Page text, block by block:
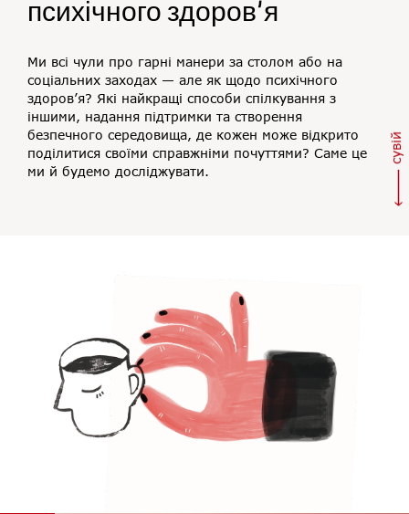
психічного здоров’я
Ми всі чули про гарні манери за столом або на
соціальних заходах — але як щодо психічного
здоров’я? Які найкращі способи спілкування з
іншими, надання підтримки та створення
безпечного середовища, де кожен може відкрито
поділитися своїми справжніми почуттями? Саме це
ми й будемо досліджувати.
сувій